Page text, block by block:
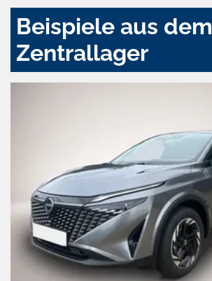
Beispiele aus dem
Zentrallager